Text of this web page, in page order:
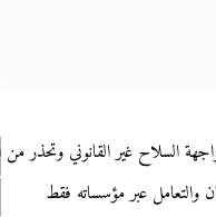
السلاح غير القانوني وتحذر من
والتعامل عبر مؤسساته فقط